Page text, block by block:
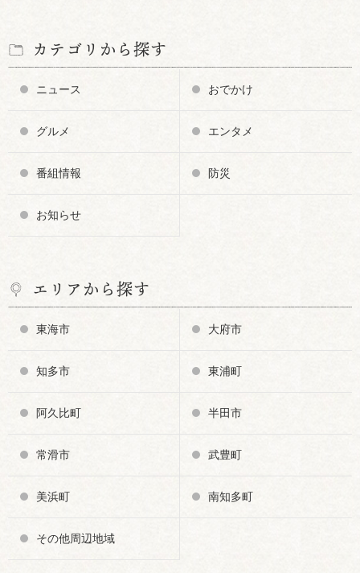
カテゴリから探す
ニュース おでかけ
グルメ エンタメ
番組情報 防災
お知らせ
エリアから探す
東海市 大府市
知多市 東浦町
阿久比町 半田市
常滑市 武豊町
美浜町 南知多町
その他周辺地域